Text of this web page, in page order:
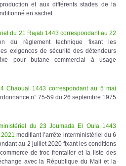
et aux différents stades de la
en sachet.
du 21 Rajab 1443 correspondant au 22
du règlement technique fixant les
exigences de sécurité des détendeurs
pour butane commercial à usage
Chaoual 1443 correspondant au 5 mai
n° 75-59 du 26 septembre 1975
du 23 Joumada El Oula 1443
modifiant l’arrête interministériel du 6
au 2 juillet 2020 fixant les conditions
de troc frontalier et la liste des
avec la République du Mali et la